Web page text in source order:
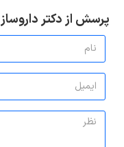
پرسش از دکتر داروساز